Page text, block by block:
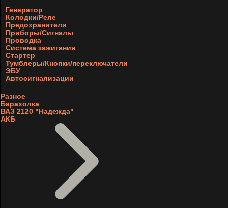
Генератор
Колодки/Реле
Предохранители
Приборы/Сигналы
Проводка
Система зажигания
Стартер
Тумблеры/Кнопки/переключатели
ЭБУ
Автосигнализации
Разное
Барахолка
ВАЗ 2120 "Надежда"
АКБ